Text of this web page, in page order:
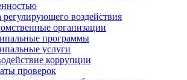
воздействия
организации
программы
услуги
коррупции
проверок